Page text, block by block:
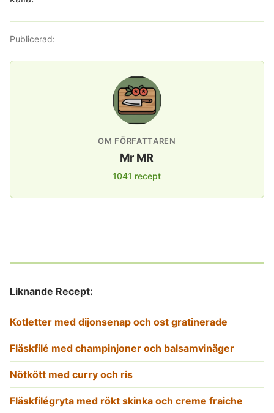
Publicerad:
OM FÖRFATTAREN
Mr MR
1041 recept
Liknande Recept:
Kotletter med dijonsenap och ost gratinerade
Fläskfilé med champinjoner och balsamvinäger
Nötkött med curry och ris
Fläskfilégryta med rökt skinka och creme fraiche